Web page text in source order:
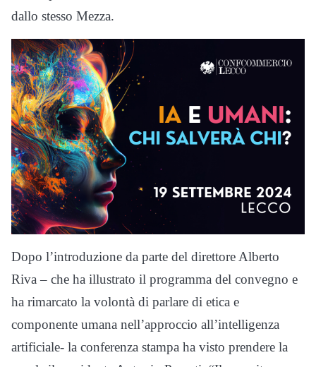
dallo stesso Mezza.
Dopo l’introduzione da parte del direttore Alberto
Riva – che ha illustrato il programma del convegno e
ha rimarcato la volontà di parlare di etica e
componente umana nell’approccio all’intelligenza
artificiale- la conferenza stampa ha visto prendere la